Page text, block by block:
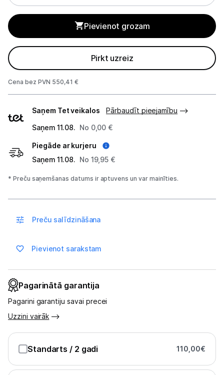
Sadzīves tehnikas aksesuāri
Tvaika nosūcēji
Aksesuāri tvaika nosūcējiem
Iebūvējamā tehnika
Mazā tehnika
Mazā virtuves tehnika
Klimata iekārtas
Sports un atpūta
Piegāde un apmaksa
Pievienot grozam
Pirkt uzreiz
Cena bez PVN 550,41 €
veidi
Saņem Tet veikalos
Pārbaudīt pieejamību
Saņem 11.08. No 0,00 €
Piegāde ar kurjeru
Saņem 11.08. No 19,95 €
* Preču saņemšanas datums ir aptuvens un var mainīties.
Preču salīdzināšana
Pievienot sarakstam
Pagarinātā garantija
Pagarini garantiju savai precei
Uzzini vairāk
Standarts / 2 gadi 110,00€